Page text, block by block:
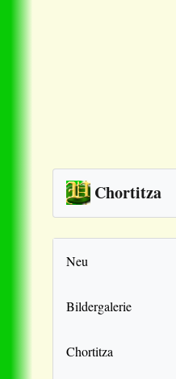
Chortitza
Neu
Bildergalerie
Chortitza